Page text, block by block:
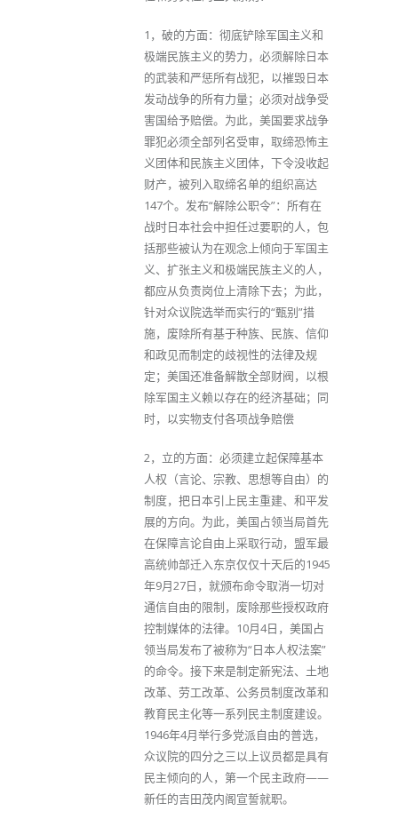
1，破的方面：彻底铲除军国主义和
极端民族主义的势力，必须解除日本
的武装和严惩所有战犯，以摧毁日本
发动战争的所有力量；必须对战争受
害国给予赔偿。为此，美国要求战争
罪犯必须全部列名受审，取缔恐怖主
义团体和民族主义团体，下令没收起
财产，被列入取缔名单的组织高达
147个。发布“解除公职令”：所有在
战时日本社会中担任过要职的人，包
括那些被认为在观念上倾向于军国主
义、扩张主义和极端民族主义的人，
都应从负责岗位上清除下去；为此，
针对众议院选举而实行的“甄别”措
施，废除所有基于种族、民族、信仰
和政见而制定的歧视性的法律及规
定；美国还准备解散全部财阀，以根
除军国主义赖以存在的经济基础；同
时，以实物支付各项战争赔偿
2，立的方面：必须建立起保障基本
人权（言论、宗教、思想等自由）的
制度，把日本引上民主重建、和平发
展的方向。为此，美国占领当局首先
在保障言论自由上采取行动，盟军最
高统帅部迁入东京仅仅十天后的1945
年9月27日，就颁布命令取消一切对
通信自由的限制，废除那些授权政府
控制媒体的法律。10月4日，美国占
领当局发布了被称为“日本人权法案”
的命令。接下来是制定新宪法、土地
改革、劳工改革、公务员制度改革和
教育民主化等一系列民主制度建设。
1946年4月举行多党派自由的普选，
众议院的四分之三以上议员都是具有
民主倾向的人，第一个民主政府——
新任的吉田茂内阁宣誓就职。